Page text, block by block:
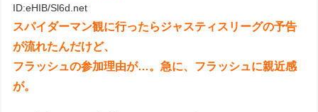
ID:eHIB/Sl6d.net
スパイダーマン観に行ったらジャスティスリーグの予告
が流れたんだけど、
フラッシュの参加理由が…。急に、フラッシュに親近感
が。